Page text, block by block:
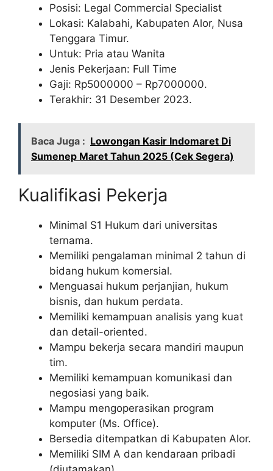
Posisi: Legal Commercial Specialist
Lokasi: Kalabahi, Kabupaten Alor, Nusa
Tenggara Timur.
Untuk: Pria atau Wanita
Jenis Pekerjaan: Full Time
Gaji: Rp5000000 – Rp7000000.
Terakhir: 31 Desember 2023.
Baca Juga : Lowongan Kasir Indomaret Di
Sumenep Maret Tahun 2025 (Cek Segera)
Kualifikasi Pekerja
Minimal S1 Hukum dari universitas
ternama.
Memiliki pengalaman minimal 2 tahun di
bidang hukum komersial.
Menguasai hukum perjanjian, hukum
bisnis, dan hukum perdata.
Memiliki kemampuan analisis yang kuat
dan detail-oriented.
Mampu bekerja secara mandiri maupun
tim.
Memiliki kemampuan komunikasi dan
negosiasi yang baik.
Mampu mengoperasikan program
komputer (Ms. Office).
Bersedia ditempatkan di Kabupaten Alor.
Memiliki SIM A dan kendaraan pribadi